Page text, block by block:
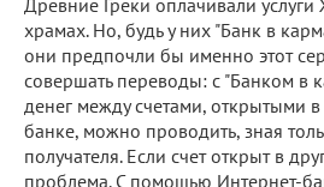
храмах. Но, будь у них "Банк в
они предпочли бы именно этот
совершать переводы: с "Банком в
денег между счетами, открытыми
банке, можно проводить, зная
получателя. Если счет открыт в
проблема. С помощью Интернет-